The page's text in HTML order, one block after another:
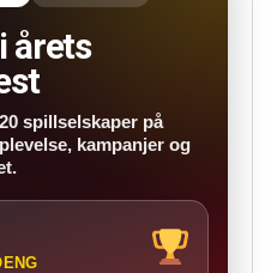
årets
spillselskaper på
kampanjer og